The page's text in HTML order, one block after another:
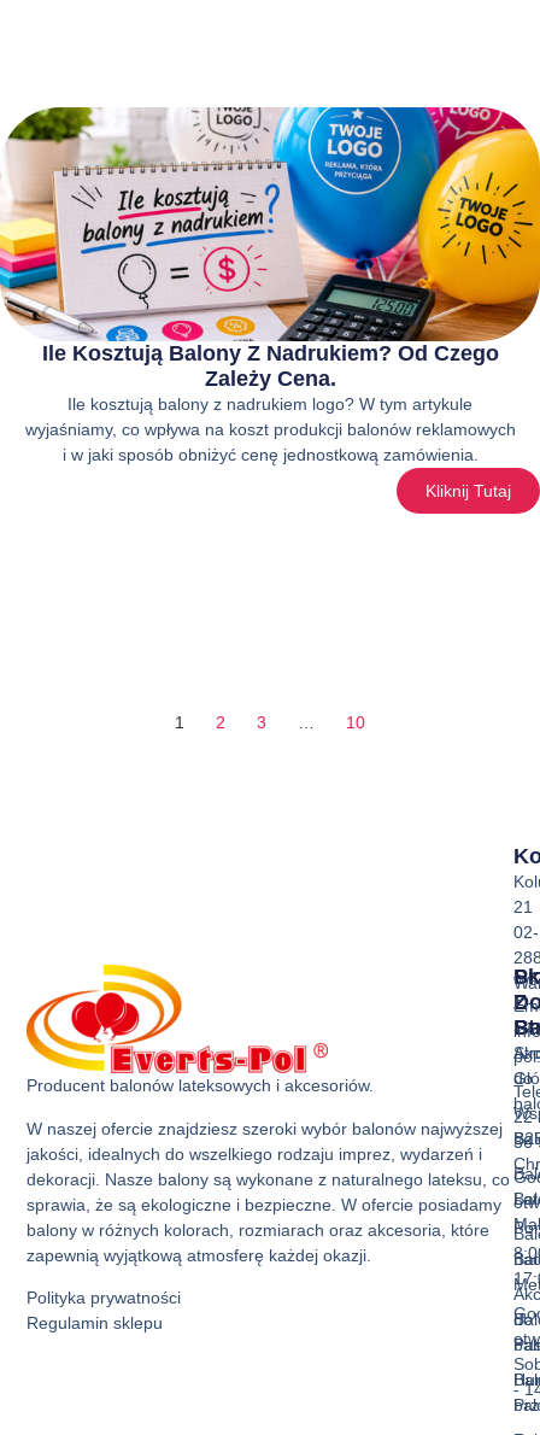
Ile Kosztują Balony Z Nadrukiem? Od Czego
Zależy Cena.
Ile kosztują balony z nadrukiem logo? W tym artykule
wyjaśniamy, co wpływa na koszt produkcji balonów reklamowych
i w jaki sposób obniżyć cenę jednostkową zamówienia.
Kliknij Tutaj
1 2 3 10
Producent balonów lateksowych i akcesoriów.
W naszej ofercie znajdziesz szeroki wybór balonów najwyższej
jakości, idealnych do wszelkiego rodzaju imprez, wydarzeń i
dekoracji. Nasze balony są wykonane z naturalnego lateksu, co
sprawia, że są ekologiczne i bezpieczne. W ofercie posiadamy
balony w różnych kolorach, rozmiarach oraz akcesoria, które
zapewnią wyjątkową atmosferę każdej okazji.
Polityka prywatności
Regulamin sklepu
Z
do
do
21
02-
22
36
-